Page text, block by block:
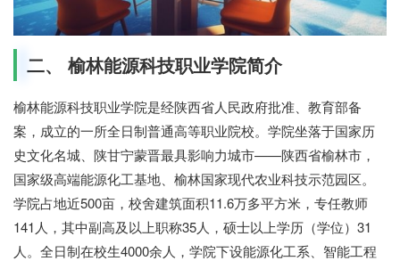
二、 榆林能源科技职业学院简介
榆林能源科技职业学院是经陕西省人民政府批准、教育部备
案，成立的一所全日制普通高等职业院校。学院坐落于国家历
史文化名城、陕甘宁蒙晋最具影响力城市——陕西省榆林市，
国家级高端能源化工基地、榆林国家现代农业科技示范园区。
学院占地近500亩，校舍建筑面积11.6万多平方米，专任教师
141人，其中副高及以上职称35人，硕士以上学历（学位）31
人。全日制在校生4000余人，学院下设能源化工系、智能工程